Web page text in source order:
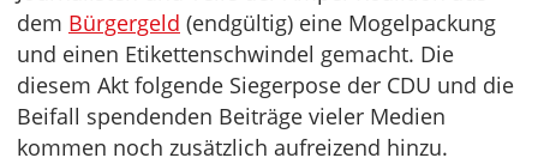
dem Bürgergeld (endgültig) eine Mogelpackung
und einen Etikettenschwindel gemacht. Die
diesem Akt folgende Siegerpose der CDU und die
Beifall spendenden Beiträge vieler Medien
kommen noch zusätzlich aufreizend hinzu.